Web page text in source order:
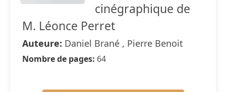
cinégraphique de
M. Léonce Perret
Auteure: Daniel Brané , Pierre Benoit
Nombre de pages: 64